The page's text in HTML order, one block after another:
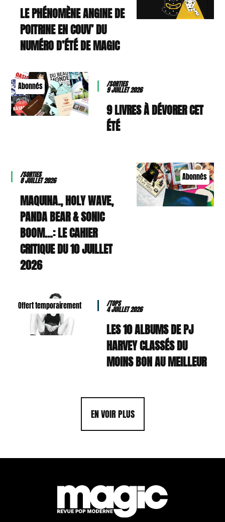
LE PHÉNOMÈNE ANGINE DE
POITRINE EN COUV’ DU
NUMÉRO D’ÉTÉ DE MAGIC
Abonnés /SORTIES
9 JUILLET 2026
9 LIVRES À DÉVORER CET
ÉTÉ
Abonnés
/SORTIES
8 JUILLET 2026
MAQUINA., HOLY WAVE,
PANDA BEAR & SONIC
BOOM…: LE CAHIER
CRITIQUE DU 10 JUILLET
2026
Offert temporairement /TOPS
4 JUILLET 2026
LES 10 ALBUMS DE PJ
HARVEY CLASSÉS DU
MOINS BON AU MEILLEUR
EN VOIR PLUS